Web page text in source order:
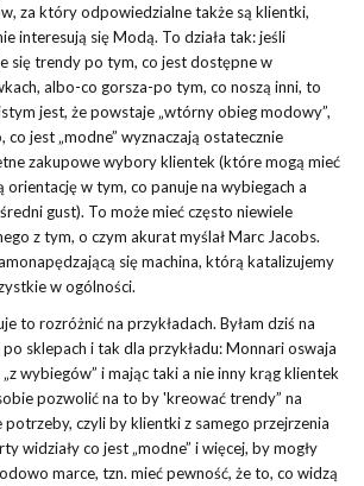
za który odpowiedzialne także są klientki,
interesują się Modą. To działa tak: jeśli
się trendy po tym, co jest dostępne w
albo-co gorsza-po tym, co noszą inni, to
jest, że powstaje „wtórny obieg modowy”,
co jest „modne” wyznaczają ostatecznie
zakupowe wybory klientek (które mogą mieć
orientację w tym, co panuje na wybiegach a
gust). To może mieć często niewiele
z tym, o czym akurat myślał Marc Jacobs.
się machina, którą katalizujemy
w ogólności.
to rozróżnić na przykładach. Byłam dziś na
sklepach i tak dla przykładu: Monnari oswaja
wybiegów” i mając taki a nie inny krąg klientek
pozwolić na to by 'kreować trendy” na
potrzeby, czyli by klientki z samego przejrzenia
widziały co jest „modne” i więcej, by mogły
marce, tzn. mieć pewność, że to, co widzą